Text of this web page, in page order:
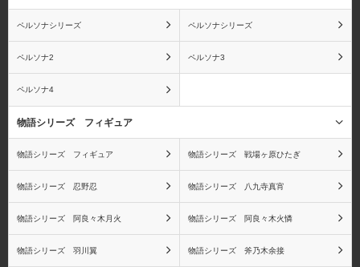
ワンピース ワールドコ
レクタブルフィギュア
（ワーコレ）
ワンピース
Portrait.Of.Piratesシリー
ズ
ペルソナシリーズ ペルソナシリーズ
ペルソナ2 ペルソナ3
ペルソナ4
物語シリーズ フィギュア
物語シリーズ フィギュア 物語シリーズ 戦場ヶ原ひたぎ
物語シリーズ 忍野忍 物語シリーズ 八九寺真宵
物語シリーズ 阿良々木月火 物語シリーズ 阿良々木火憐
物語シリーズ 羽川翼 物語シリーズ 斧乃木余接